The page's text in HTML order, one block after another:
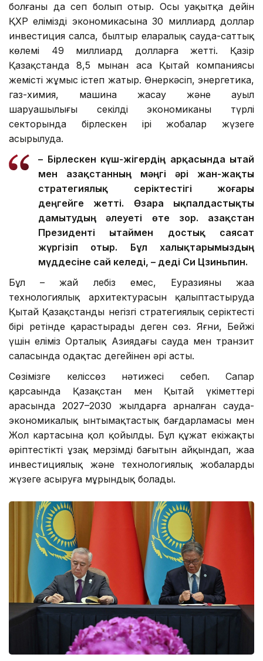
болғаны да сеп болып отыр. Осы уақытқа дейін
ҚХР еліміздің экономикасына 30 миллиард доллар
инвестиция салса, былтыр еларалық сауда-саттық
көлемі 49 миллиард долларға жетті. Қазір
Қазақстанда 8,5 мыңнан аса Қытай компаниясы
жемісті жұмыс істеп жатыр. Өнеркәсіп, энергетика,
газ-химия, машина жасау және ауыл
шаруашылығы секілді экономиканың түрлі
секторында бірлескен ірі жобалар жүзеге
асырылуда.
– Бірлескен күш-жігердің арқасында Қытай
мен Қазақстанның мәңгі әрі жан-жақты
стратегиялық серіктестігі жоғары
деңгейге жетті. Өзара ықпалдастықты
дамытудың әлеуеті өте зор. Қазақстан
Президенті Қытаймен достық саясат
жүргізіп отыр. Бұл халықтарымыздың
мүддесіне сай келеді, – деді Си Цзиньпин.
Бұл – жай лебіз емес, Еуразияның жаңа
технологиялық архитектурасын қалыптастыруда
Қытай Қазақстанды негізгі стратегиялық серіктестің
бірі ретінде қарастырады деген сөз. Яғни, Бейжің
үшін еліміз Орталық Азиядағы сауда мен транзит
саласында одақтас деңгейінен әрі асты.
Сөзімізге келіссөз нәтижесі себеп. Сапар
қарсаңында Қазақстан мен Қытай үкіметтері
арасында 2027–2030 жылдарға арналған сауда-
экономикалық ынтымақтастық бағдарламасы мен
Жол картасына қол қойылды. Бұл құжат екіжақты
әріптестіктің ұзақ мерзімді бағытын айқындап, жаңа
инвестициялық және технологиялық жобаларды
жүзеге асыруға мұрындық болады.